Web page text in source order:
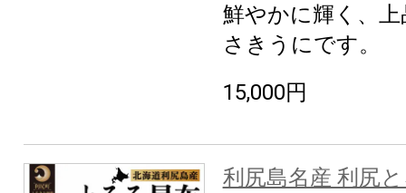
鮮やかに輝く、
さきうにです。
15,000円
利尻島名産 利尻